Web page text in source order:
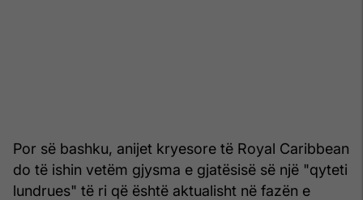
Por së bashku, anijet kryesore të Royal Caribbean
do të ishin vetëm gjysma e gjatësisë së një "qyteti
lundrues" të ri që është aktualisht në fazën e